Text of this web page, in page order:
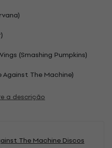
(Smashing Pumpkins)
Against The Machine)
a descrição
The Machine Discos